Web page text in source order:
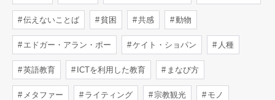
伝えないことば 貧困 共感 動物
エドガー・アラン・ポー ケイト・ショパン 人種
英語教育 ICTを利用した教育 まなび方
メタファー ライティング 宗教観光 モノ